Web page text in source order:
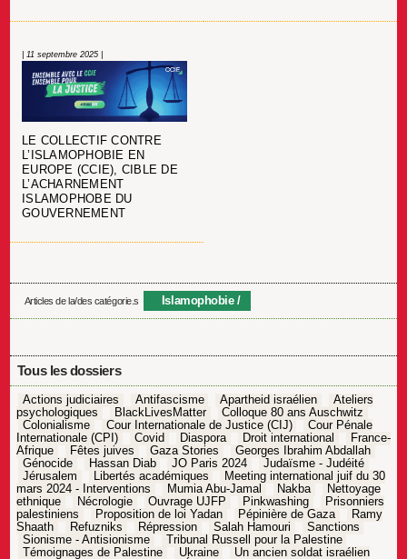
| 11 septembre 2025 |
LE COLLECTIF CONTRE
L’ISLAMOPHOBIE EN
EUROPE (CCIE), CIBLE DE
L’ACHARNEMENT
ISLAMOPHOBE DU
GOUVERNEMENT
Articles de la/des catégorie.s Islamophobie
Tous les dossiers
Actions judiciaires Antifascisme Apartheid israélien
Ateliers
psychologiques
BlackLivesMatter
Colloque 80 ans Auschwitz
Colonialisme
Cour Internationale de Justice (CIJ)
Cour Pénale
Internationale (CPI)
Covid Diaspora Droit international
France-
Afrique
Fêtes juives Gaza Stories
Georges Ibrahim Abdallah
Génocide
Hassan Diab JO Paris 2024
Judaïsme - Judéité
Jérusalem
Libertés académiques
Meeting international juif du 30
mars 2024 - Interventions
Mumia Abu-Jamal Nakba
Nettoyage
ethnique
Nécrologie Ouvrage UJFP Pinkwashing
Prisonniers
palestiniens
Proposition de loi Yadan Pépinière de Gaza
Ramy
Shaath
Refuzniks Répression Salah Hamouri
Sanctions
Sionisme - Antisionisme
Tribunal Russell pour la Palestine
Témoignages de Palestine
Ukraine
Un ancien soldat israélien